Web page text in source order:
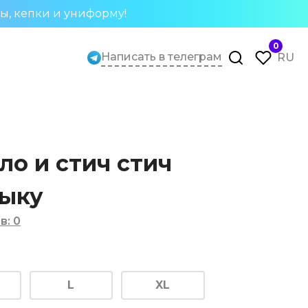
кепки и униформу!
Написать в телеграм
0
RU
и стич стич
: 0
L XL